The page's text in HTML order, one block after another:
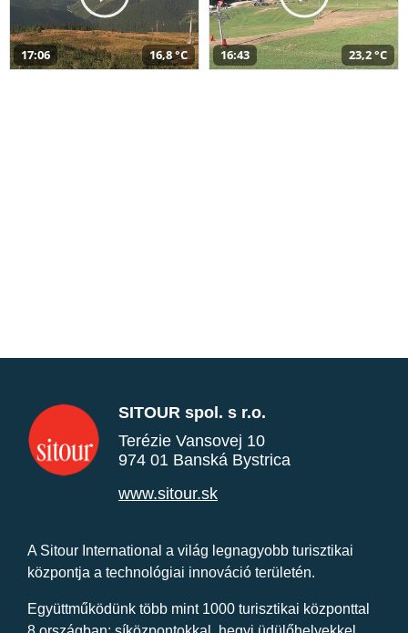
17:06 16,8 °C 16:43 23,2 °C
SITOUR spol. s r.o.
Terézie Vansovej 10
974 01 Banská Bystrica
www.sitour.sk
A Sitour International a világ legnagyobb turisztikai
központja a technológiai innováció területén.
Együttműködünk több mint 1000 turisztikai központtal